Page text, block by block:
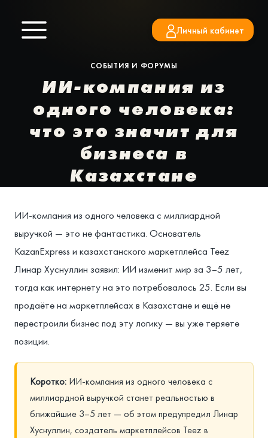
содержимому
Личный кабинет
СОБЫТИЯ И ФОРУМЫ
ИИ-компания из
одного человека:
что это значит для
бизнеса в
Казахстане
ИИ-компания из одного человека с миллиардной
выручкой — это не фантастика. Основатель
KazanExpress и казахстанского маркетплейса Teez
Линар Хуснуллин заявил: ИИ изменит мир за 3–5 лет,
тогда как интернету на это потребовалось 25. Если вы
продаёте на маркетплейсах в Казахстане и ещё не
перестроили бизнес под эту логику — вы уже теряете
позиции.
Коротко: ИИ-компания из одного человека с
миллиардной выручкой станет реальностью в
ближайшие 3–5 лет — об этом предупредил Линар
Хуснуллин, создатель маркетплейсов Teez в